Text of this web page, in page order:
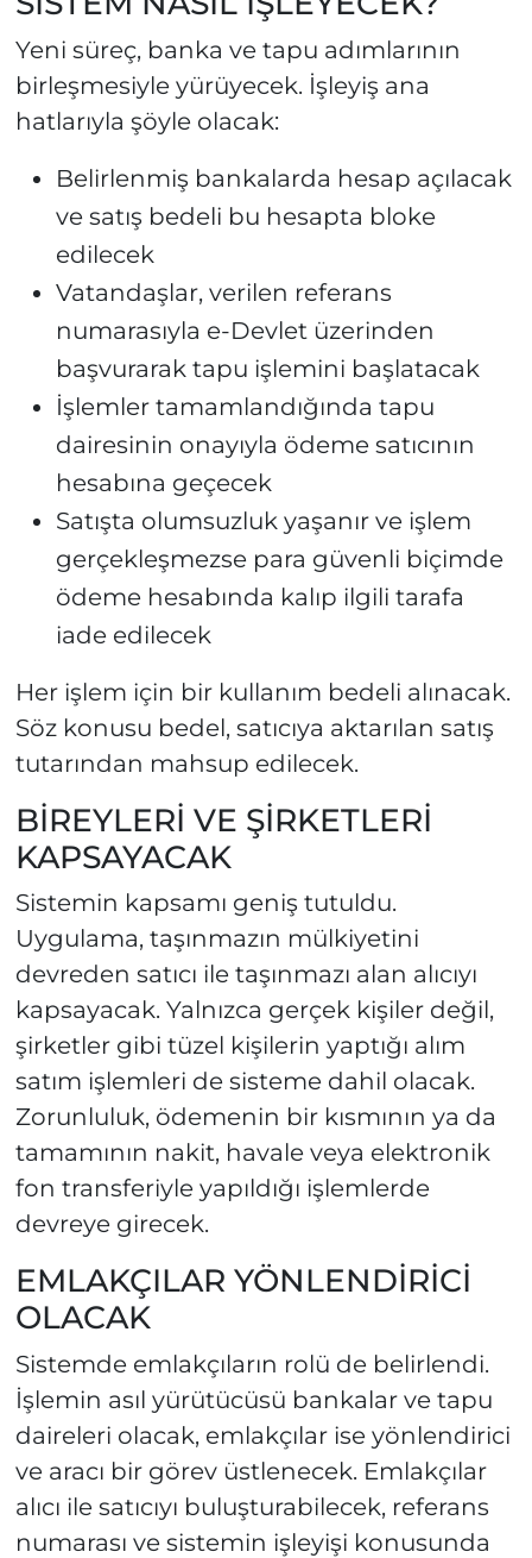
Yeni süreç, banka ve tapu adımlarının
birleşmesiyle yürüyecek. İşleyiş ana
hatlarıyla şöyle olacak:
Belirlenmiş bankalarda hesap açılacak
ve satış bedeli bu hesapta bloke
edilecek
Vatandaşlar, verilen referans
numarasıyla e-Devlet üzerinden
başvurarak tapu işlemini başlatacak
İşlemler tamamlandığında tapu
dairesinin onayıyla ödeme satıcının
hesabına geçecek
Satışta olumsuzluk yaşanır ve işlem
gerçekleşmezse para güvenli biçimde
ödeme hesabında kalıp ilgili tarafa
iade edilecek
Her işlem için bir kullanım bedeli alınacak.
Söz konusu bedel, satıcıya aktarılan satış
tutarından mahsup edilecek.
BİREYLERİ VE ŞİRKETLERİ
KAPSAYACAK
Sistemin kapsamı geniş tutuldu.
Uygulama, taşınmazın mülkiyetini
devreden satıcı ile taşınmazı alan alıcıyı
kapsayacak. Yalnızca gerçek kişiler değil,
şirketler gibi tüzel kişilerin yaptığı alım
satım işlemleri de sisteme dahil olacak.
Zorunluluk, ödemenin bir kısmının ya da
tamamının nakit, havale veya elektronik
fon transferiyle yapıldığı işlemlerde
devreye girecek.
EMLAKÇILAR YÖNLENDİRİCİ
OLACAK
Sistemde emlakçıların rolü de belirlendi.
İşlemin asıl yürütücüsü bankalar ve tapu
daireleri olacak, emlakçılar ise yönlendirici
ve aracı bir görev üstlenecek. Emlakçılar
alıcı ile satıcıyı buluşturabilecek, referans
numarası ve sistemin işleyişi konusunda